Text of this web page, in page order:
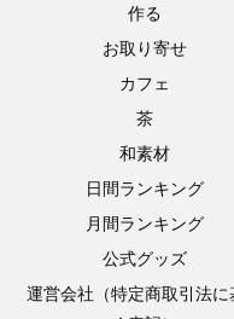
作る
お取り寄せ
カフェ
茶
和素材
日間ランキング
月間ランキング
公式グッズ
運営会社（特定商取引法に